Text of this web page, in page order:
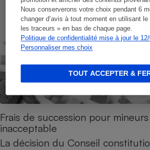
Nous conserverons votre choix pendant 6
changer d’avis à tout moment en utilisant
les traceurs » en bas de chaque page.
Politique de confidentialité mise à jour le
Personnaliser mes choix
TOUT ACCEPTER &
Frais de succession pour
inacceptable
La décision du Conseil